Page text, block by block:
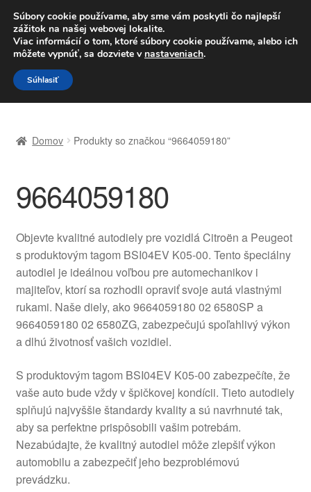
DOPRAVA od 6 EUR
Po–Pi 09:00–16:00 233 221 276
Preskočiť
na
navigáciu
Preskočiť
na
obsah
Celosvetová preprava
Doprava
Košík
Môj účet
O nás
Obchodné podmienky
Ochrana osobních údajů
Platby
Pokladňa
Domov Produkty so značkou “9664059180”
9664059180
Objevte kvalitné autodiely pre vozidlá Citroën a Peugeot
s produktovým tagom BSI04EV K05-00. Tento špeciálny
autodiel je ideálnou voľbou pre automechanikov i
majiteľov, ktorí sa rozhodli opraviť svoje autá vlastnými
rukami. Naše diely, ako 9664059180 02 6580SP a
9664059180 02 6580ZG, zabezpečujú spoľahlivý výkon
a dlhú životnosť vašich vozidiel.
S produktovým tagom BSI04EV K05-00 zabezpečíte, že
vaše auto bude vždy v špičkovej kondícii. Tieto autodiely
splňujú najvyššie štandardy kvality a sú navrhnuté tak,
aby sa perfektne prispôsobili vašim potrebám.
Nezabúdajte, že kvalitný autodiel môže zlepšiť výkon
automobilu a zabezpečiť jeho bezproblémovú
prevádzku.
Súbory cookie používame, aby sme vám poskytli čo najlepší
zážitok na našej webovej lokalite.
Viac informácií o tom, ktoré súbory cookie používame, alebo ich
môžete vypnúť, sa dozviete v nastaveniach.
Súhlasiť